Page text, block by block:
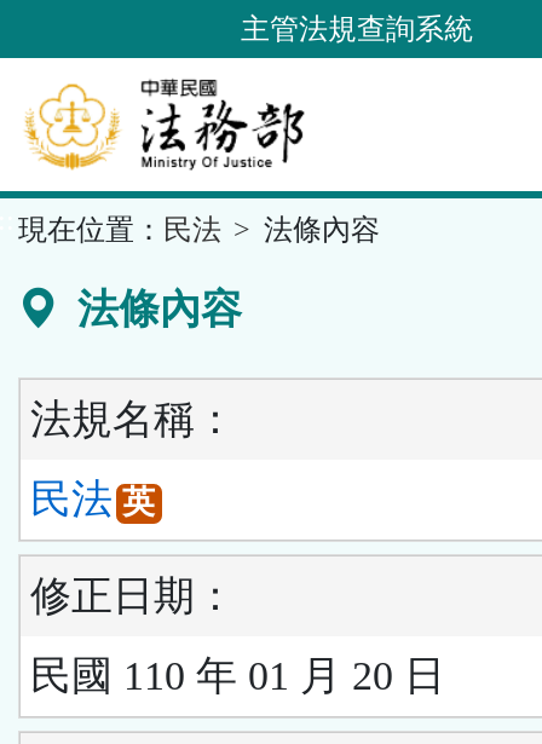
到
要
內
容
區
主管法規查詢系統
現在位置： 民法 法條內容
法條內容
法規名稱：
民法 英
修正日期：
民國 110 年 01 月 20 日